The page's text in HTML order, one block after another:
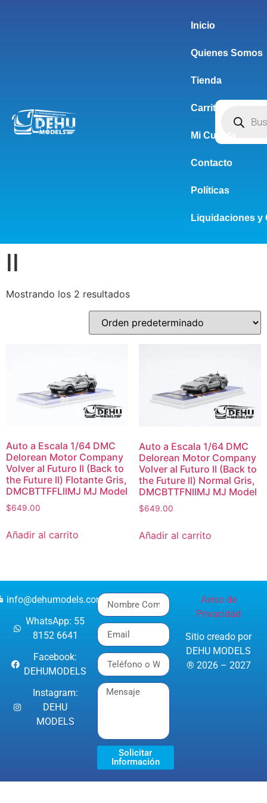
Inicio
Quienes Somos
Tienda
Carrito
Mi Cuenta
Contacto
Políticas
Liquidaciones y
II
Mostrando los 2 resultados
Auto a Escala 1/64 DMC
Delorean Motor Company
Volver al Futuro ll (Back to
the Future ll) Flotante Gris,
DMCBTTFFLllMJ MJ Model
$649.00
Añadir al carrito
Auto a Escala 1/64 DMC
Delorean Motor Company
Volver al Futuro ll (Back to
the Future ll) Normal Gris,
DMCBTTFNllMJ MJ Model
$649.00
Añadir al carrito
info@dehumodels.com
WhatsApp: 55
8152 6641
Facebook:
DEHUMODELS
Instagram:
DEHU
MODELS
Solicitar
Información
Aviso de
Privacidad
Sitio creado por
DEHU MODELS
® 2026 – 2027